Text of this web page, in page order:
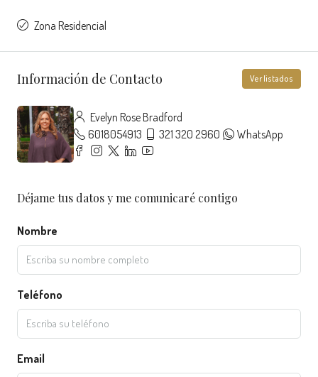
Zona Residencial
Información de Contacto Ver listados
Evelyn Rose Bradford
6018054913
321 320 2960 WhatsApp
Déjame tus datos y me comunicaré contigo
Nombre
Teléfono
Email